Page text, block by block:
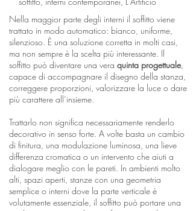
Nella maggior parte degli interni il soffitto viene
trattato in modo automatico: bianco, uniforme,
silenzioso. È una soluzione corretta in molti casi,
ma non sempre è la scelta più interessante. Il
soffitto può diventare una vera quinta progettuale,
capace di accompagnare il disegno della stanza,
correggere proporzioni, valorizzare la luce o dare
più carattere all’insieme.
Trattarlo non significa necessariamente renderlo
decorativo in senso forte. A volte basta un cambio
di finitura, una modulazione luminosa, una lieve
differenza cromatica o un intervento che aiuti a
dialogare meglio con le pareti. In ambienti molto
alti, spazi aperti, stanze con una geometria
semplice o interni dove la parte verticale è
volutamente essenziale, il soffitto può portare una